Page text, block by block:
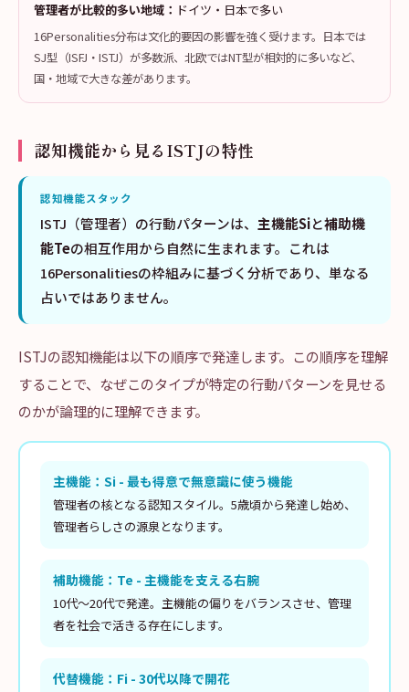
管理者が比較的多い地域： ドイツ・日本で多い
16Personalities分布は文化的要因の影響を強く受けます。日本では
SJ型（ISFJ・ISTJ）が多数派、北欧ではNT型が相対的に多いなど、
国・地域で大きな差があります。
認知機能から見るISTJの特性
認知機能スタック
ISTJ（管理者）の行動パターンは、 主機能Siと補助機
能Teの相互作用から自然に生まれます。これは
16Personalitiesの枠組みに基づく分析であり、単なる
占いではありません。
ISTJの認知機能は以下の順序で発達します。この順序を理解
することで、なぜこのタイプが特定の行動パターンを見せる
のかが論理的に理解できます。
主機能：Si - 最も得意で無意識に使う機能
管理者の核となる認知スタイル。5歳頃から発達し始め、
管理者らしさの源泉となります。
補助機能：Te - 主機能を支える右腕
10代〜20代で発達。主機能の偏りをバランスさせ、管理
者を社会で活きる存在にします。
代替機能：Fi - 30代以降で開花